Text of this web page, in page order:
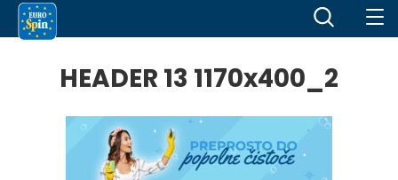
HEADER 13 1170x400_2